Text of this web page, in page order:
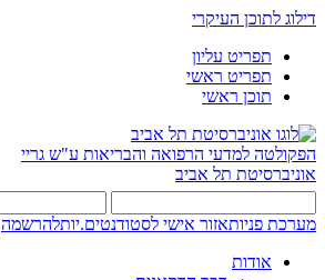
דילוג לתוכן העיקרי
תפריט עליון
תפריט ראשי
תוכן ראשי
הפקולטה למדעי הרפואה והבריאות ע"ש גריי
אוניברסיטת תל אביב
מערכת פניותאזור אישי לסטודנטים.יותלהרשמה
אודות